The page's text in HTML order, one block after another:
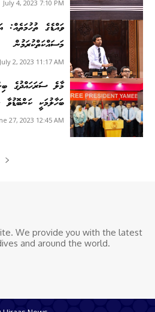
July 4, 2023 7:10 PM
ވައްޑެގެ ތުހުމަތެއް:
މަސައްކަތްކުރަމުން
July 2, 2023 11:17 AM
މާލެ ސަރަހައްދުގެ
ބަހާލުމަކީ ކަންބޮޑުވާ
27, 2023 12:45 AM
We provide you with the latest
and around the world.